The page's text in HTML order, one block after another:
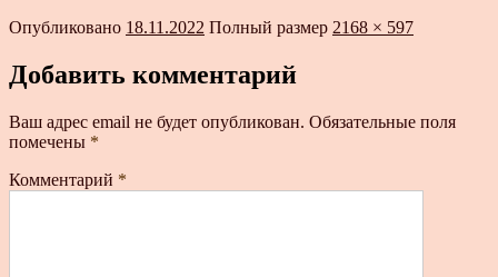
Опубликовано 18.11.2022 Полный размер 2168 × 597
Добавить комментарий
Ваш адрес email не будет опубликован. Обязательные поля
помечены *
Комментарий *